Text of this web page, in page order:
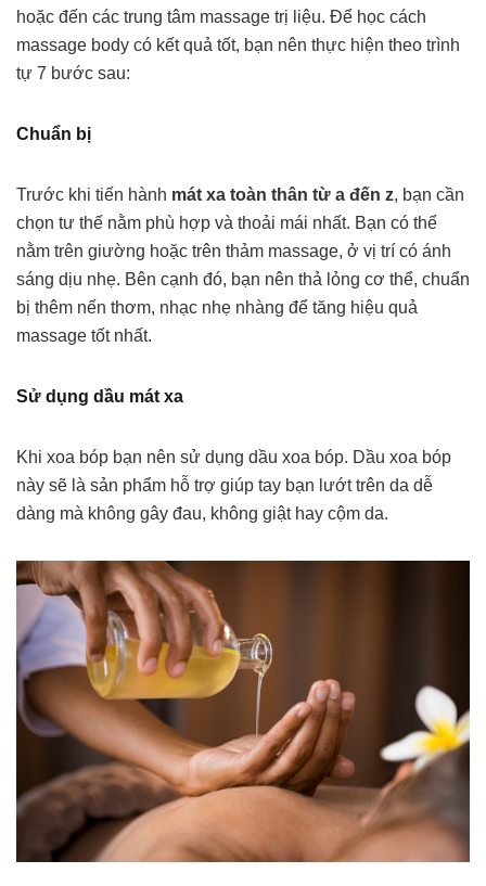
hoặc đến các trung tâm massage trị liệu. Để học cách
massage body có kết quả tốt, bạn nên thực hiện theo trình
tự 7 bước sau:
Chuẩn bị
Trước khi tiến hành mát xa toàn thân từ a đến z, bạn cần
chọn tư thế nằm phù hợp và thoải mái nhất. Bạn có thể
nằm trên giường hoặc trên thảm massage, ở vị trí có ánh
sáng dịu nhẹ. Bên cạnh đó, bạn nên thả lỏng cơ thể, chuẩn
bị thêm nến thơm, nhạc nhẹ nhàng để tăng hiệu quả
massage tốt nhất.
Sử dụng dầu mát xa
Khi xoa bóp bạn nên sử dụng dầu xoa bóp. Dầu xoa bóp
này sẽ là sản phẩm hỗ trợ giúp tay bạn lướt trên da dễ
dàng mà không gây đau, không giật hay cộm da.